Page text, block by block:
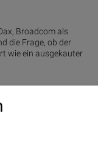
Broadcom als
die Frage, ob der
wie ein ausgekauter
Wie Optimist und
und streiten die
über die wichtigen